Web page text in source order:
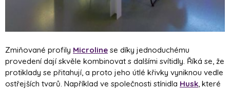
Zmiňované profily Microline se díky jednoduchému
provedení dají skvěle kombinovat s dalšími svítidly. Říká se, že
protiklady se přitahují, a proto jeho útlé křivky vyniknou vedle
ostřejších tvarů. Například ve společnosti stínidla Husk , které